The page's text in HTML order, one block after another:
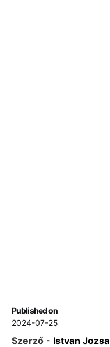
Published on
2024-07-25
Szerző - Istvan Jozsa